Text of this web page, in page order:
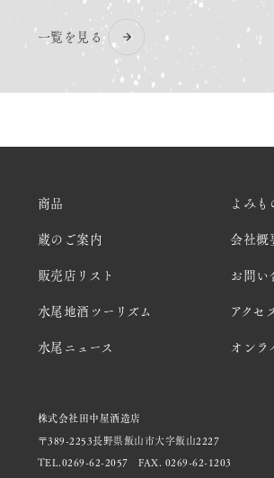
一覧を見る
商品
蔵のご案内
販売店リスト
水尾地酒ツーリズム
水尾ニュース
よみも
会社概
お問い
アクセ
オンラ
株式会社田中屋酒造店
〒389-2253長野県飯山市大字飯山2227
TEL.0269-62-2057
FAX. 0269-62-1203